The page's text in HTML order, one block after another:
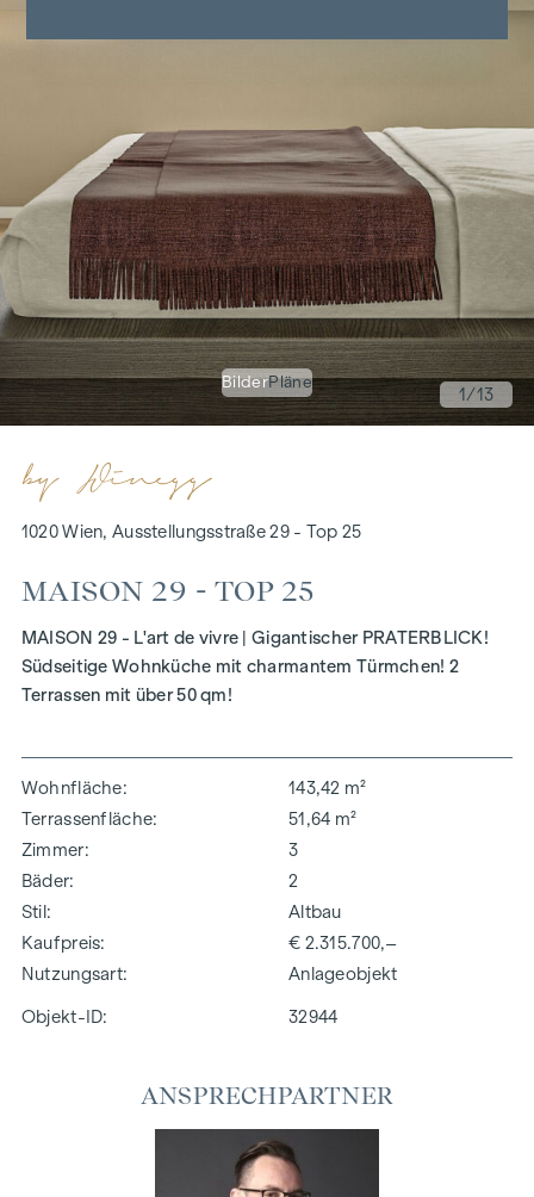
BilderPläne
1/13
1020 Wien, Ausstellungsstraße 29 - Top 25
MAISON 29 - TOP 25
MAISON 29 - L'art de vivre | Gigantischer PRATERBLICK!
Südseitige Wohnküche mit charmantem Türmchen! 2
Terrassen mit über 50 qm!
Wohnfläche
143,42 m²
Terrassenfläche
51,64 m²
Zimmer
3
Bäder
2
Stil
Altbau
Kaufpreis
€ 2.315.700,–
Nutzungsart
Anlageobjekt
Objekt-ID: 32944
ANSPRECHPARTNER